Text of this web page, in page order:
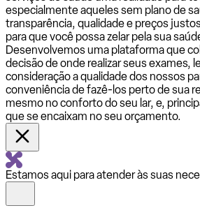
especialmente aqueles sem plano de
transparência, qualidade e preços
para que você possa zelar pela sua
Desenvolvemos uma plataforma que
decisão de onde realizar seus exames,
consideração a qualidade dos nossos
conveniência de fazê-los perto de sua
mesmo no conforto do seu lar, e,
que se encaixam no seu orçamento.
Estamos aqui para atender às suas